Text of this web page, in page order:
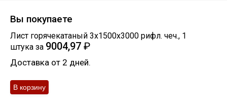
Остальное
Вы покупаете
Лист горячекатаный 3х1500х3000 рифл. чеч., 1
штука за 9004,97 ₽
Доставка от 2 дней.